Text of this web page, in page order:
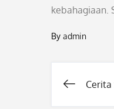
kebahagiaan.
By admin
Post
Cerita